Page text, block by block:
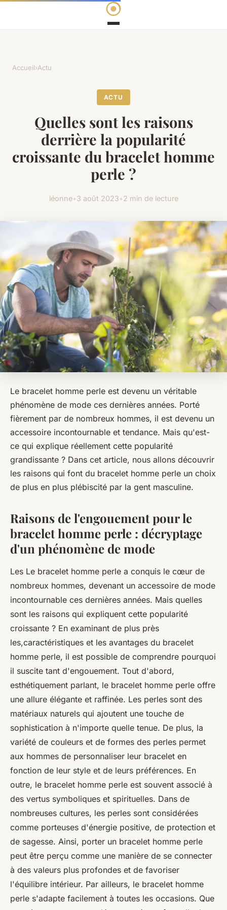
Accueil›Actu
ACTU
Quelles sont les raisons
derrière la popularité
croissante du bracelet homme
perle ?
léonne•3 août 2023•2 min de lecture
Le bracelet homme perle est devenu un véritable
phénomène de mode ces dernières années. Porté
fièrement par de nombreux hommes, il est devenu un
accessoire incontournable et tendance. Mais qu'est-
ce qui explique réellement cette popularité
grandissante ? Dans cet article, nous allons découvrir
les raisons qui font du bracelet homme perle un choix
de plus en plus plébiscité par la gent masculine.
Raisons de l'engouement pour le
bracelet homme perle : décryptage
d'un phénomène de mode
Les Le bracelet homme perle a conquis le cœur de
nombreux hommes, devenant un accessoire de mode
incontournable ces dernières années. Mais quelles
sont les raisons qui expliquent cette popularité
croissante ? En examinant de plus près
les,caractéristiques et les avantages du bracelet
homme perle, il est possible de comprendre pourquoi
il suscite tant d'engouement. Tout d'abord,
esthétiquement parlant, le bracelet homme perle offre
une allure élégante et raffinée. Les perles sont des
matériaux naturels qui ajoutent une touche de
sophistication à n'importe quelle tenue. De plus, la
variété de couleurs et de formes des perles permet
aux hommes de personnaliser leur bracelet en
fonction de leur style et de leurs préférences. En
outre, le bracelet homme perle est souvent associé à
des vertus symboliques et spirituelles. Dans de
nombreuses cultures, les perles sont considérées
comme porteuses d'énergie positive, de protection et
de sagesse. Ainsi, porter un bracelet homme perle
peut être perçu comme une manière de se connecter
à des valeurs plus profondes et de favoriser
l'équilibre intérieur. Par ailleurs, le bracelet homme
perle s'adapte facilement à toutes les occasions. Que